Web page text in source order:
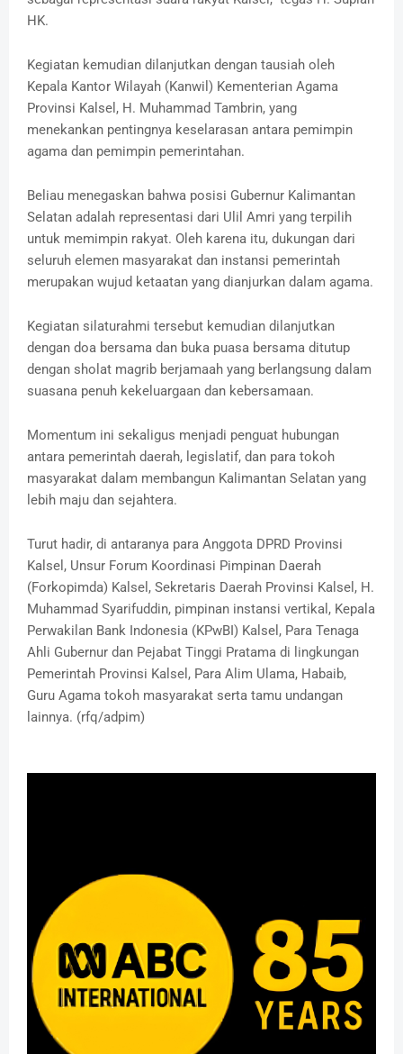
HK.
Kegiatan kemudian dilanjutkan dengan tausiah oleh
Kepala Kantor Wilayah (Kanwil) Kementerian Agama
Provinsi Kalsel, H. Muhammad Tambrin, yang
menekankan pentingnya keselarasan antara pemimpin
agama dan pemimpin pemerintahan.
Beliau menegaskan bahwa posisi Gubernur Kalimantan
Selatan adalah representasi dari Ulil Amri yang terpilih
untuk memimpin rakyat. Oleh karena itu, dukungan dari
seluruh elemen masyarakat dan instansi pemerintah
merupakan wujud ketaatan yang dianjurkan dalam agama.
Kegiatan silaturahmi tersebut kemudian dilanjutkan
dengan doa bersama dan buka puasa bersama ditutup
dengan sholat magrib berjamaah yang berlangsung dalam
suasana penuh kekeluargaan dan kebersamaan.
Momentum ini sekaligus menjadi penguat hubungan
antara pemerintah daerah, legislatif, dan para tokoh
masyarakat dalam membangun Kalimantan Selatan yang
lebih maju dan sejahtera.
Turut hadir, di antaranya para Anggota DPRD Provinsi
Kalsel, Unsur Forum Koordinasi Pimpinan Daerah
(Forkopimda) Kalsel, Sekretaris Daerah Provinsi Kalsel, H.
Muhammad Syarifuddin, pimpinan instansi vertikal, Kepala
Perwakilan Bank Indonesia (KPwBI) Kalsel, Para Tenaga
Ahli Gubernur dan Pejabat Tinggi Pratama di lingkungan
Pemerintah Provinsi Kalsel, Para Alim Ulama, Habaib,
Guru Agama tokoh masyarakat serta tamu undangan
lainnya. (rfq/adpim)